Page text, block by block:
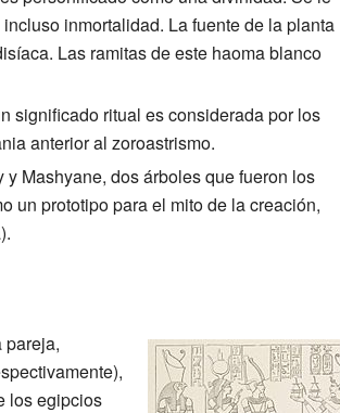
inmortalidad. La fuente de la planta
Las ramitas de este haoma blanco
significado ritual es considerada por los
anterior al zoroastrismo.
Mashyane, dos árboles que fueron los
un prototipo para el mito de la creación,
los egipcios